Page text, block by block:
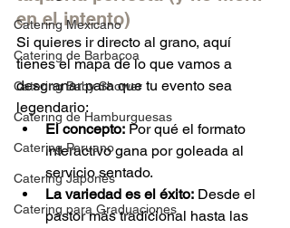
Catering Mexicano
Catering de Barbacoa
Catering Baby Shower
Catering de Hamburguesas
Catering Peruano
Catering Japonés
Catering para Graduaciones
en el intento)
Si quieres ir directo al grano, aquí
tienes el mapa de lo que vamos a
desgranar para que tu evento sea
legendario:
El concepto: Por qué el formato
interactivo gana por goleada al
servicio sentado.
La variedad es el éxito: Desde el
pastor más tradicional hasta las